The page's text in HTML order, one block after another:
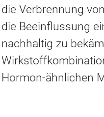
die Verbrennung
die Beeinflussung
nachhaltig zu
Hormon-ähnlichen